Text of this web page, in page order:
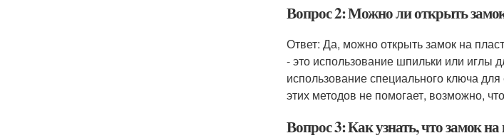
Вопрос 2: Можно ли открыть
Ответ: Да, можно открыть замок на
- это использование шпильки или иглы
использование специального ключа
этих методов не помогает, возможно,
Вопрос 3: Как узнать, что замок